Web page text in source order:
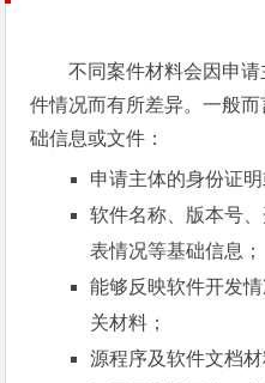
不同案件材料会因申
件情况而有所差异。一般
础信息或文件：
申请主体的身份证
软件名称、版本号
表情况等基础信息；
能够反映软件开发
关材料；
源程序及软件文档材